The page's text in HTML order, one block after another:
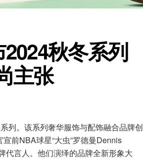
秋冬系列
主张
列。该系列奢华服饰与配饰融合品牌创
前NBA球星“大虫”罗德曼Dennis
代言人。他们演绎的品牌全新形象大